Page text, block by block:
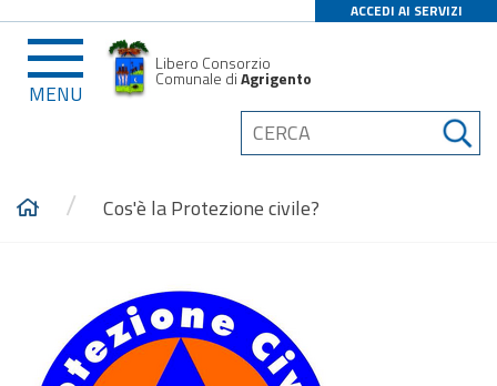
ACCEDI AI SERVIZI
MENU
Libero Consorzio
Comunale diAgrigento
/ Cos'è la Protezione civile?